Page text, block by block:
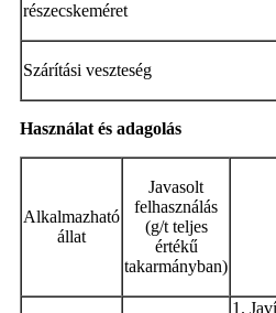
részecskeméret
Szárítási veszteség
Használat és adagolás
Alkalmazható
állat
Javasolt
felhasználás
(g/t teljes
értékű
takarmányban)
1.